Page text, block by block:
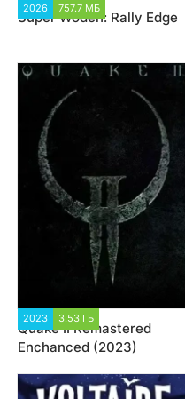
2026 757.7 МБ
Super Woden: Rally Edge
2023 3.53 ГБ
Quake II Remastered
Enchanced (2023)